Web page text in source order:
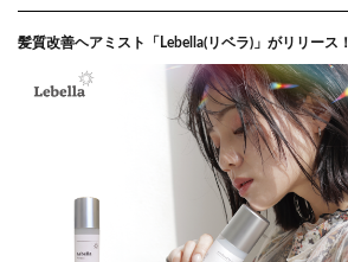
髪質改善ヘアミスト「Lebella(リベラ)」がリリース！